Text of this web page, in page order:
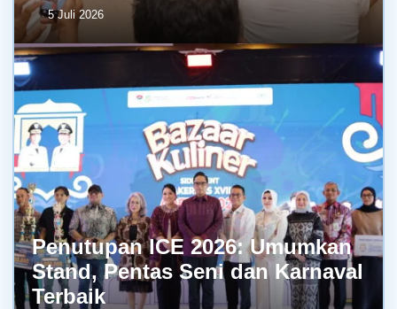
5 Juli 2026
Penutupan ICE 2026: Umumkan
Stand, Pentas Seni dan Karnaval
Terbaik